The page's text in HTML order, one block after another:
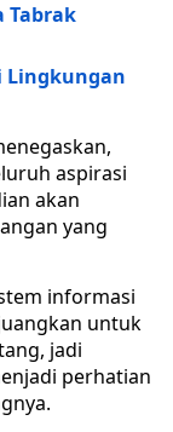
Tabrak
Lingkungan
aspirasi
akan
yang
informasi
untuk
jadi
perhatian